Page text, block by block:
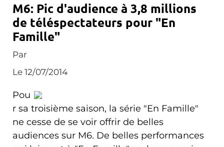
M6: Pic d'audience à 3,8 millions
de téléspectateurs pour "En
Famille"
Par
Le 12/07/2014
Pou
r sa troisième saison, la série "En Famille"
ne cesse de se voir offrir de belles
audiences sur M6. De belles performances